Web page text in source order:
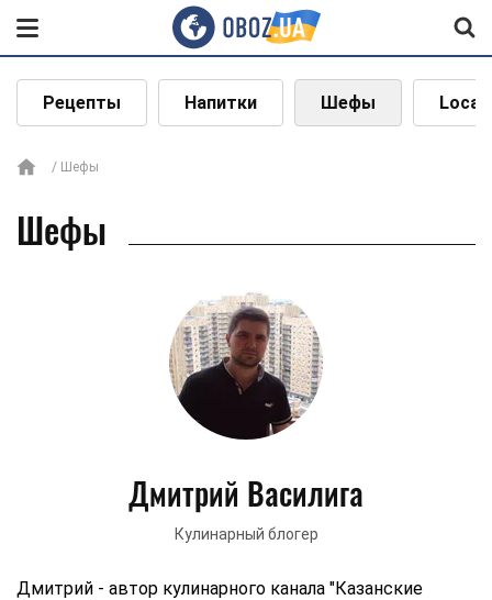
Рецепты Напитки Шефы Local
Шефы
Шефы
Дмитрий Василига
Кулинарный блогер
Дмитрий - автор кулинарного канала "Казанские